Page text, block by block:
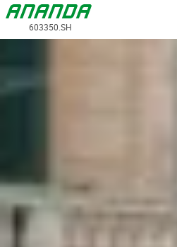
603350.SH